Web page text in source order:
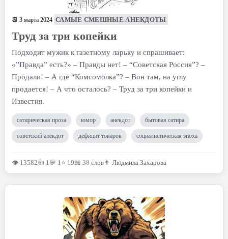
📆 3 марта 2024 САМЫЕ СМЕШНЫЕ АНЕКДОТЫ
Труд за три копейки
Подходит мужик к газетному ларьку и спрашивает:
«”Правда” есть?» – Правды нет! – “Советская Россия”? –
Продали! – А где “Комсомолка”? – Вон там, на углу
продается! – А что осталось? – Труд за три копейки и
Известия.
сатирическая проза юмор анекдот бытовая сатира
советский анекдот дефицит товаров социалистическая эпоха
👁 13582👍 1💬 1⭐ 19📖 38 слов 👨 Людмила Захарова